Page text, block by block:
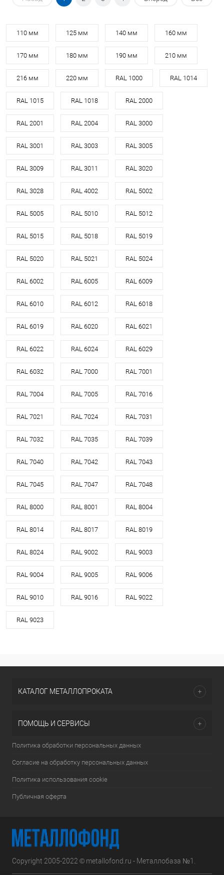
110 мм 125 мм 140 мм 160 мм
170 мм 180 мм 190 мм 210 мм
216 мм 220 мм RAL 1000 RAL 1014
RAL 1015 RAL 1018 RAL 2000
RAL 2001 RAL 2004 RAL 3000
RAL 3001 RAL 3003 RAL 3005
RAL 3009 RAL 3011 RAL 3020
RAL 3028 RAL 4002 RAL 5002
RAL 5005 RAL 5010 RAL 5012
RAL 5015 RAL 5018 RAL 5019
RAL 5020 RAL 5021 RAL 5024
RAL 6002 RAL 6005 RAL 6009
RAL 6010 RAL 6012 RAL 6018
RAL 6019 RAL 6020 RAL 6021
RAL 6022 RAL 6024 RAL 6029
RAL 6032 RAL 7000 RAL 7001
RAL 7004 RAL 7005 RAL 7016
RAL 7021 RAL 7024 RAL 7031
RAL 7032 RAL 7035 RAL 7039
RAL 7040 RAL 7042 RAL 7043
RAL 7045 RAL 7047 RAL 7048
RAL 8000 RAL 8001 RAL 8004
RAL 8014 RAL 8017 RAL 8019
RAL 8024 RAL 9002 RAL 9003
RAL 9004 RAL 9005 RAL 9006
RAL 9010 RAL 9016 RAL 9022
RAL 9023
КАТАЛОГ МЕТАЛЛОПРОКАТА
ПОМОЩЬ И СЕРВИСЫ
Политика обработки персональных данных
Согласие на обработку персональных данных
Политика использования cookie
Публичная оферта
Copyright 2005-2022 © metallofond.ru - Металлобаза №1.